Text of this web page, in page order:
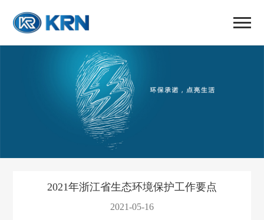
2021年浙江省生态环境保护工作要点
2021-05-16